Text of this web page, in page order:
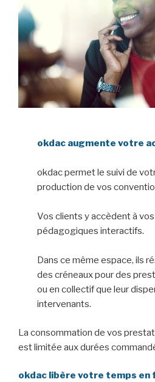
okdac augmente votre
okdac permet le suivi de
production de vos
Vos clients y accèdent à
pédagogiques interactifs.
Dans ce même espace, ils
des créneaux pour des
ou en collectif que leur
intervenants.
La consommation de vos
est limitée aux durées
okdac libère votre temps en